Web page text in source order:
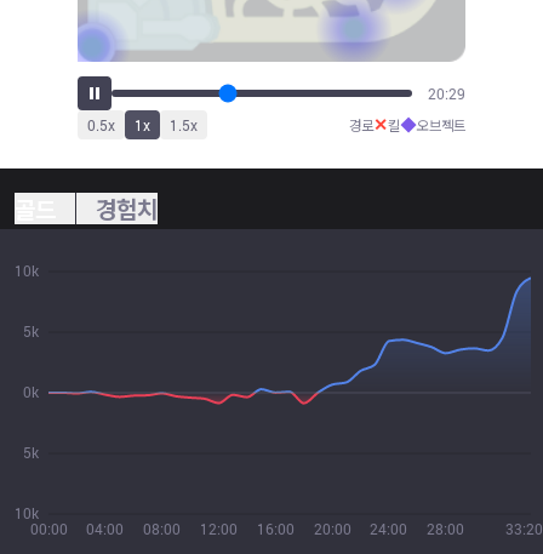
22:42
0.5x 1x 1.5x 경로✕킬◆오브젝트
경험치
00:00 04:00 08:00 12:00 16:00 20:00 24:00 28:00 33:20
10k
5k
0k
5k
10k